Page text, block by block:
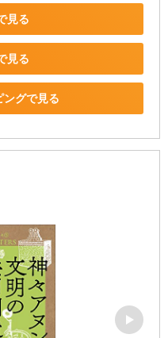
見る
見る
グで見る